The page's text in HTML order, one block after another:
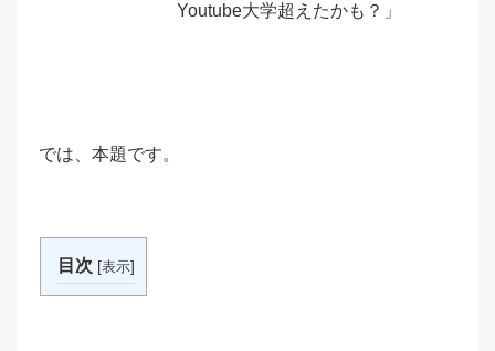
Youtube大学超えたかも？」
では、本題です。
目次 [表示]